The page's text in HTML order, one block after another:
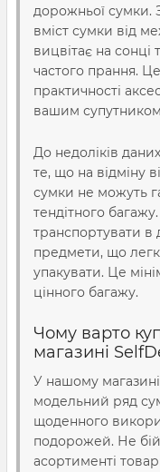
дорожньої сумки.
вміст сумки від
вицвітає на сонці
частого прання.
практичності
вашим
До недоліків
те, що на відміну
сумки не можуть
тендітного
транспортувати в
предмети, що
упакувати. Це
цінного багажу.
Чому варто
магазині
У нашому
модельний ряд
щоденного
подорожей. Не
асортименті